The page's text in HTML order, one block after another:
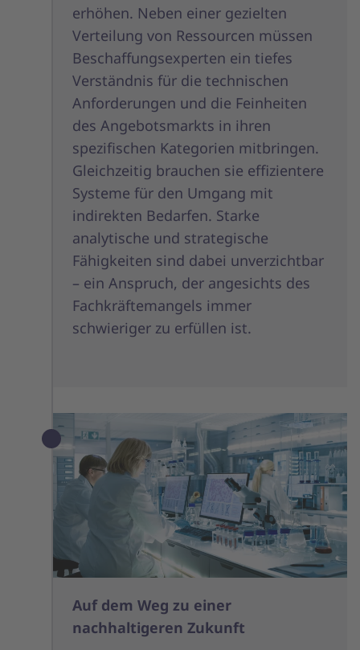
erhöhen. Neben einer gezielten
Verteilung von Ressourcen müssen
Beschaffungsexperten ein tiefes
Verständnis für die technischen
Anforderungen und die Feinheiten
des Angebotsmarkts in ihren
spezifischen Kategorien mitbringen.
Gleichzeitig brauchen sie effizientere
Systeme für den Umgang mit
indirekten Bedarfen. Starke
analytische und strategische
Fähigkeiten sind dabei unverzichtbar
– ein Anspruch, der angesichts des
Fachkräftemangels immer
schwieriger zu erfüllen ist.
Auf dem Weg zu einer
nachhaltigeren Zukunft